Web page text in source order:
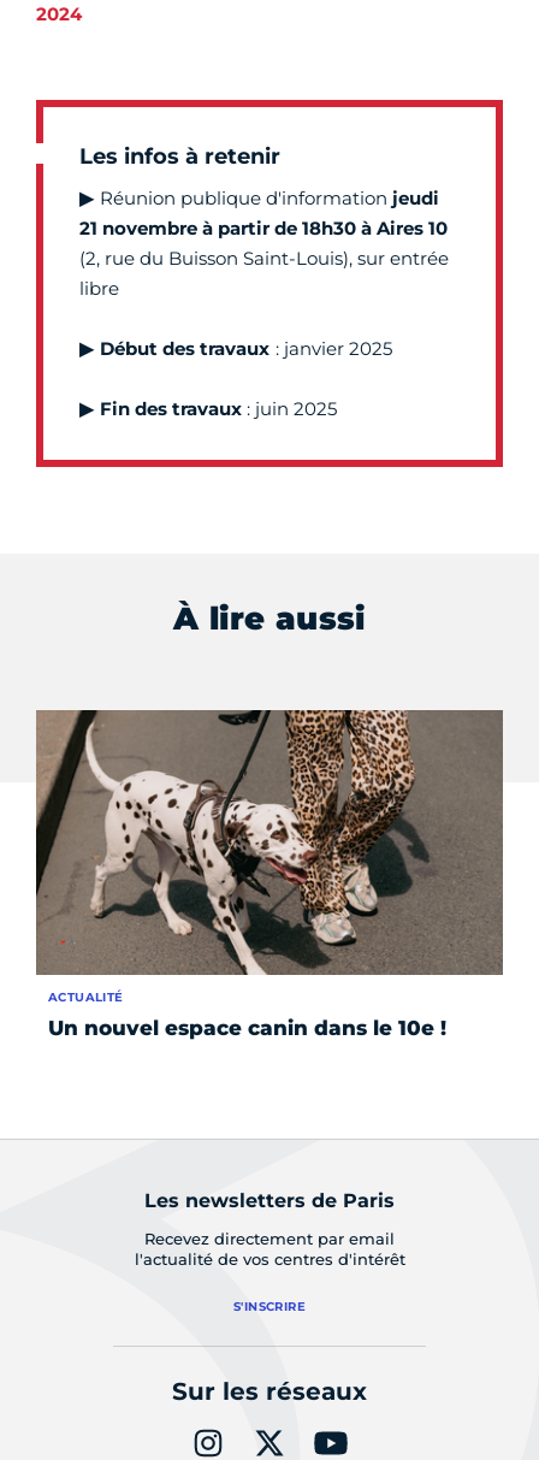
2024
Les infos à retenir
▶ Réunion publique d'information jeudi
21 novembre à partir de 18h30 à Aires 10
(2, rue du Buisson Saint-Louis), sur entrée
libre
▶ Début des travaux : janvier 2025
▶ Fin des travaux : juin 2025
À lire aussi
Un nouvel espace canin dans le 10e !
ACTUALITÉ
Les newsletters de Paris
Recevez directement par email
l'actualité de vos centres d'intérêt
S'INSCRIRE
Sur les réseaux